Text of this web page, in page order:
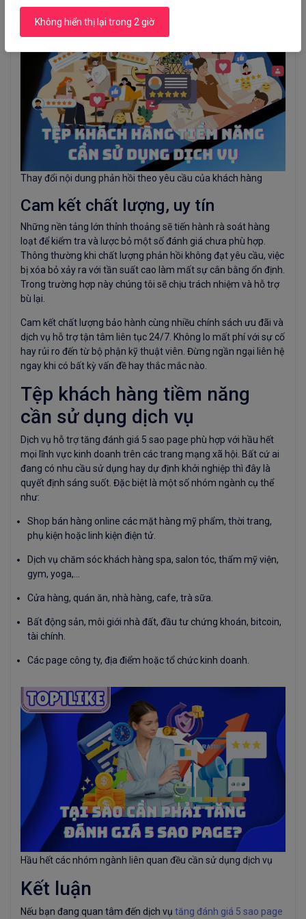
Thay đổi nội dung phản hồi theo yêu cầu của khách hàng
Cam kết chất lượng, uy tín
Những nền tảng lớn thỉnh thoảng sẽ tiến hành rà soát hàng
loạt để kiểm tra và lược bỏ một số đánh giá chưa phù hợp.
Thông thường khi chất lượng phản hồi không đạt yêu cầu, việc
bị xóa bỏ xảy ra với tần suất cao làm mất sự cân bằng ổn định.
Trong trường hợp này chúng tôi sẽ chịu trách nhiệm và hỗ trợ
bù lại.
Cam kết chất lượng bảo hành cùng nhiều chính sách ưu đãi và
dịch vụ hỗ trợ tận tâm liên tục 24/7. Không lo mất phí với sự cố
hay rủi ro đến từ bộ phận kỹ thuật viên. Đừng ngần ngại liên hệ
ngay khi có bất kỳ vấn đề hay thắc mắc nào.
Tệp khách hàng tiềm năng
cần sử dụng dịch vụ
Dịch vụ hỗ trợ tăng đánh giá 5 sao page phù hợp với hầu hết
mọi lĩnh vực kinh doanh trên các trang mạng xã hội. Bất cứ ai
đang có nhu cầu sử dụng hay dự định khởi nghiệp thì đây là
quyết định sáng suốt. Đặc biệt là một số nhóm ngành cụ thể
như:
Shop bán hàng online các mặt hàng mỹ phẩm, thời trang,
phụ kiện hoặc linh kiện điện tử.
Dịch vụ chăm sóc khách hàng spa, salon tóc, thẩm mỹ viện,
gym, yoga,...
Cửa hàng, quán ăn, nhà hàng, cafe, trà sữa.
Bất động sản, môi giới nhà đất, đầu tư chứng khoán, bitcoin,
tài chính.
Các page công ty, địa điểm hoặc tổ chức kinh doanh.
Hầu hết các nhóm ngành liên quan đều cần sử dụng dịch vụ
Kết luận
Nếu bạn đang quan tâm đến dịch vụ tăng đánh giá 5 sao page
Không hiển thị lại trong 2 giờ